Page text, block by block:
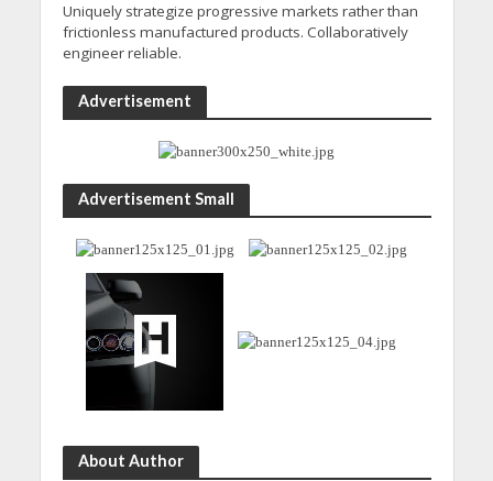
Uniquely strategize progressive markets rather than
frictionless manufactured products. Collaboratively
engineer reliable.
Advertisement
Advertisement Small
About Author